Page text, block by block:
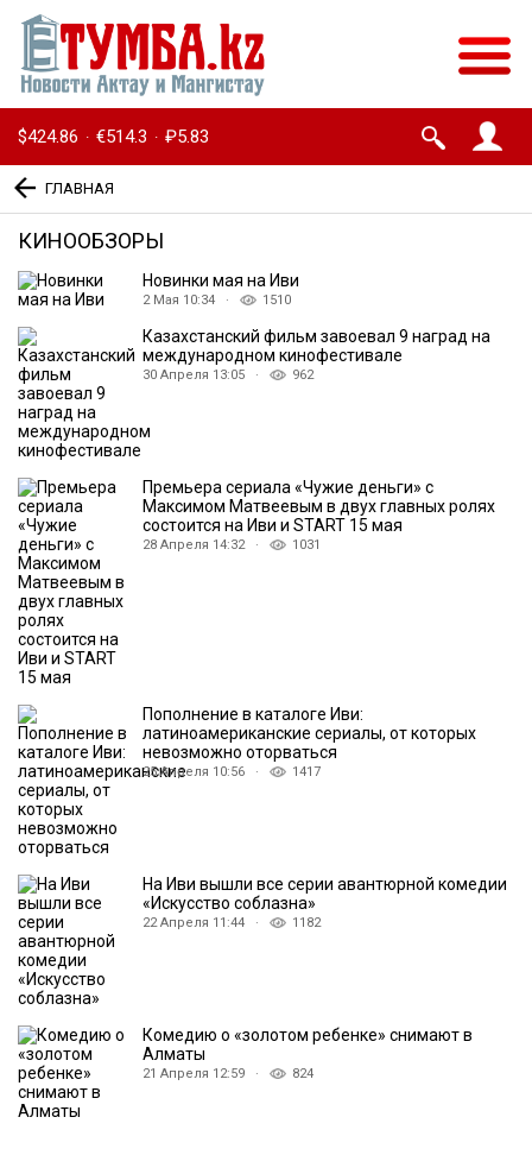
$424.86 · €514.3 · ₽5.83
ГЛАВНАЯ
КИНООБЗОРЫ
Новинки мая на Иви
2 Мая 10:34 · 1510
Казахстанский фильм завоевал 9 наград на
международном кинофестивале
30 Апреля 13:05 · 962
Премьера сериала «Чужие деньги» с
Максимом Матвеевым в двух главных ролях
состоится на Иви и START 15 мая
28 Апреля 14:32 · 1031
Пополнение в каталоге Иви:
латиноамериканские сериалы, от которых
невозможно оторваться
25 Апреля 10:56 · 1417
На Иви вышли все серии авантюрной комедии
«Искусство соблазна»
22 Апреля 11:44 · 1182
Комедию о «золотом ребенке» снимают в
Алматы
21 Апреля 12:59 · 824